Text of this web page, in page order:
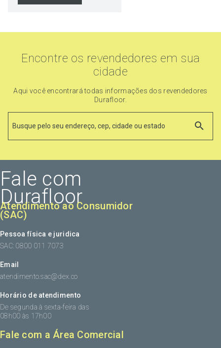
Encontre os revendedores em sua
cidade
Aqui você encontrará todas informações dos revendedores
Durafloor.
Fale com
Durafloor
Atendimento ao Consumidor
(SAC)
Pessoa física e juridica
SAC: 0800 011 7073
Email
atendimento.sac@dex.co
Horário de atendimento
De segunda à sexta-feira das
08h00 às 17h00
Fale com a Área Comercial